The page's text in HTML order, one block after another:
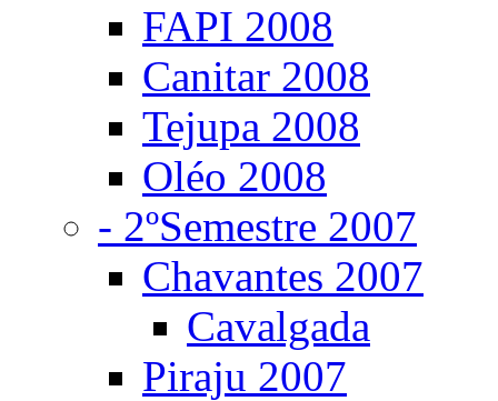
FAPI 2008
Canitar 2008
Tejupa 2008
Oléo 2008
- 2ºSemestre 2007
Chavantes 2007
Cavalgada
Piraju 2007